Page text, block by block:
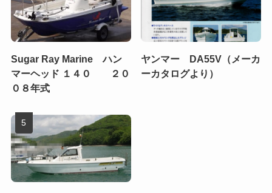
Sugar Ray Marine ハン
マーヘッド １４０ ２０
０８年式
ヤンマー DA55V（メーカ
ーカタログより）